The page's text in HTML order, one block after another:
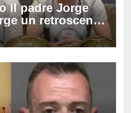
il padre Jorge
un retroscena
di morte al
i Mondiali